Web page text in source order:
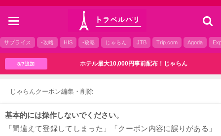
toggle
サプライス -攻略 HIS -攻略 じゃらん JTB Trip.com Agoda
8/7追加 ホテル最大10,000円事前配布！じゃらん
じゃらんクーポン編集・削除
基本的には操作しないでください。
「間違えて登録してしまった」「クーポン内容に誤りがある」